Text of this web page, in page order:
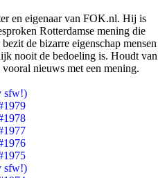
en eigenaar van FOK.nl. Hij is
Rotterdamse mening die
de bizarre eigenschap mensen
nooit de bedoeling is. Houdt van
nieuws met een mening.
sfw!)
sfw!)